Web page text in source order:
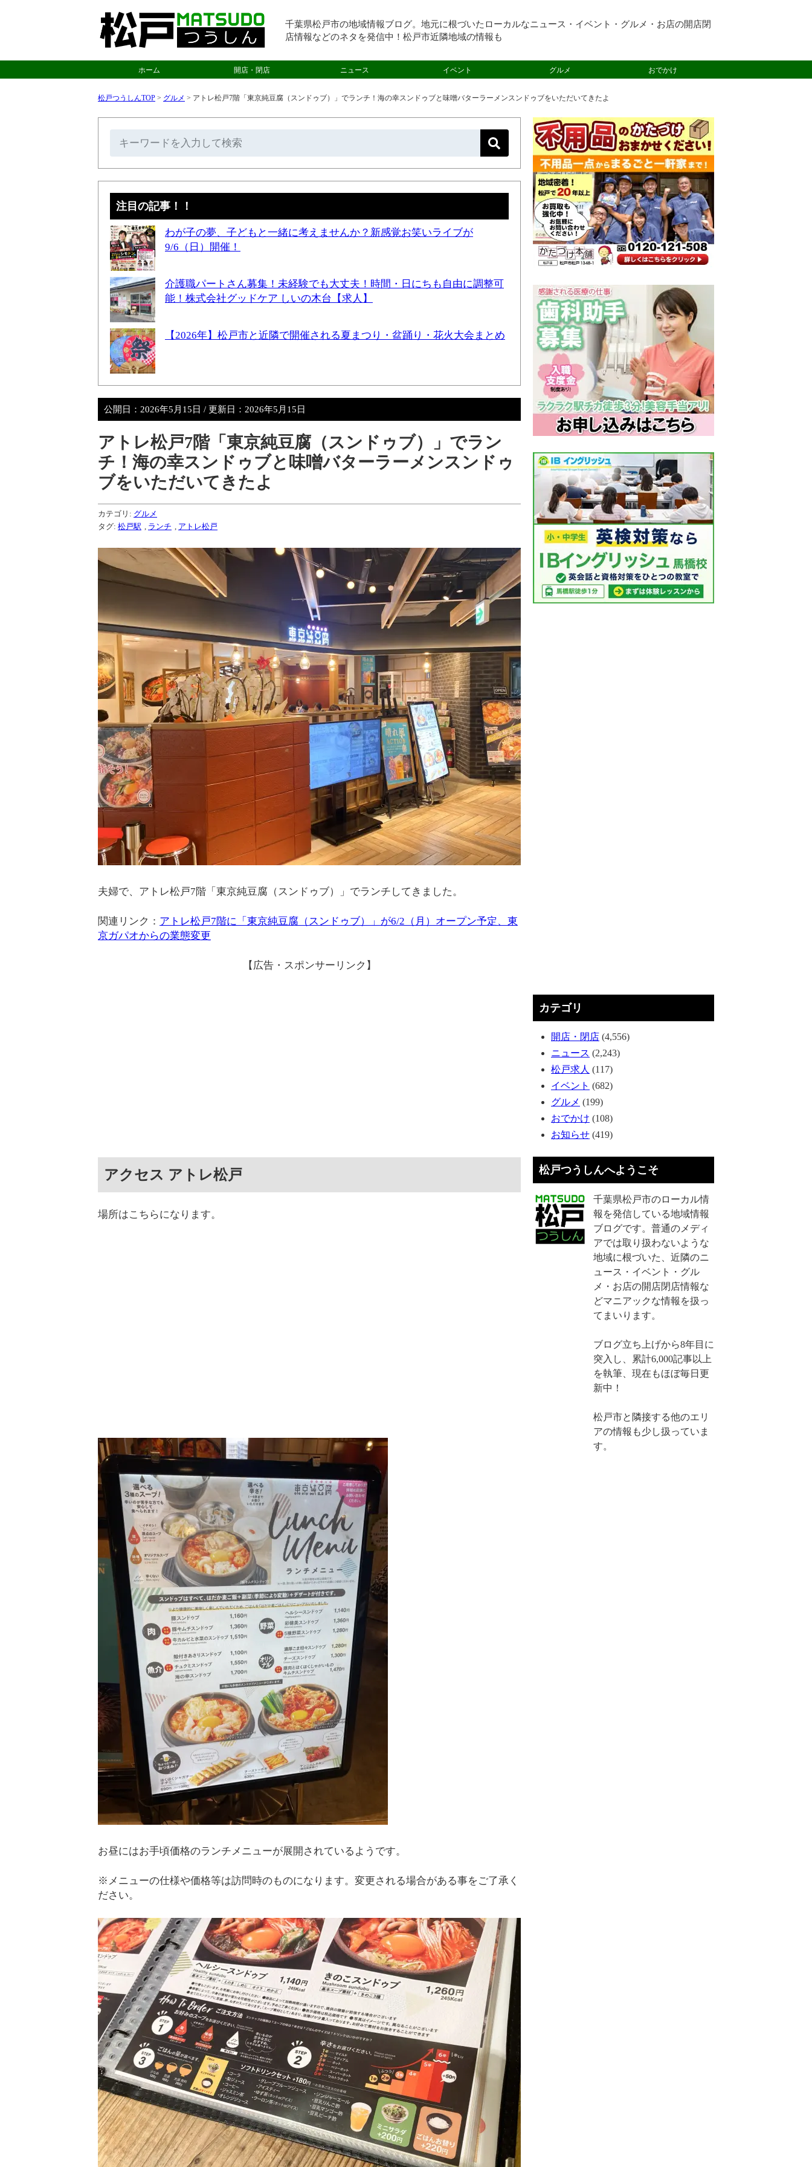
千葉県松戸市の地域情報ブログ。地元に根づいたローカルなニュース・イベント・グルメ・お店の開店閉
店情報などのネタを発信中！松戸市近隣地域の情報も
ホーム 開店・閉店 ニュース イベント グルメ おでかけ
松戸つうしんTOP > グルメ > アトレ松戸7階「東京純豆腐（スンドゥブ）」でランチ！海の幸スンドゥブと味噌バターラーメンスンドゥブをいただいてきたよ
注目の記事！！
わが子の夢、子どもと一緒に考えませんか？新感覚お笑いライブが
9/6（日）開催！
介護職パートさん募集！未経験でも大丈夫！時間・日にちも自由に調整可
能！株式会社グッドケア しいの木台【求人】
【2026年】松戸市と近隣で開催される夏まつり・盆踊り・花火大会まとめ
公開日： 2026年5月15日 / 更新日： 2026年5月15日
アトレ松戸7階「東京純豆腐（スンドゥブ）」でラン
チ！海の幸スンドゥブと味噌バターラーメンスンドゥ
ブをいただいてきたよ
カテゴリ: グルメ
タグ: 松戸駅 ランチ アトレ松戸
夫婦で、アトレ松戸7階「東京純豆腐（スンドゥブ）」でランチしてきました。
関連リンク： アトレ松戸7階に「東京純豆腐（スンドゥブ）」が6/2（月）オープン予定、東
京ガパオからの業態変更
【広告・スポンサーリンク】
アクセス アトレ松戸
場所はこちらになります。
お昼にはお手頃価格のランチメニューが展開されているようです。
※メニューの仕様や価格等は訪問時のものになります。変更される場合がある事をご了承く
ださい。
カテゴリ
開店・閉店 (4,556)
ニュース (2,243)
松戸求人 (117)
イベント (682)
グルメ (199)
おでかけ (108)
お知らせ (419)
松戸つうしんへようこそ
千葉県松戸市のローカル情
報を発信している地域情報
ブログです。普通のメディ
アでは取り扱わないような
地域に根づいた、近隣のニ
ュース・イベント・グル
メ・お店の開店閉店情報な
どマニアックな情報を扱っ
てまいります。
ブログ立ち上げから8年目に
突入し、累計6,000記事以上
を執筆、現在もほぼ毎日更
新中！
松戸市と隣接する他のエリ
アの情報も少し扱っていま
す。